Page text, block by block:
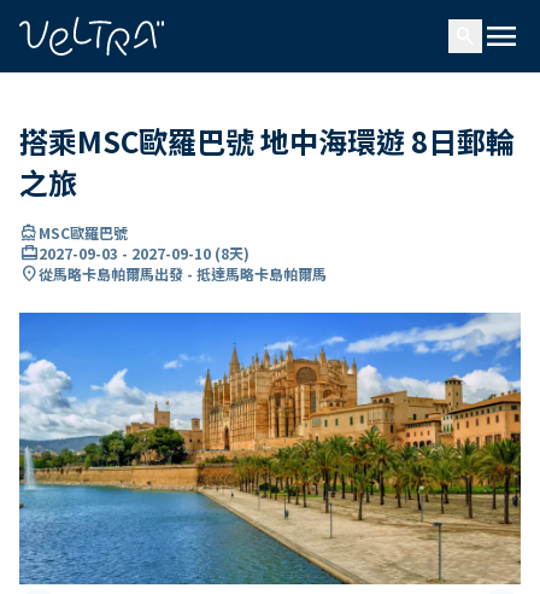
menu
搭乘MSC歐羅巴號 地中海環遊 8日郵輪
之旅
directions_boatMSC歐羅巴號
card_travel2027-09-03 - 2027-09-10 (8天)
location_on從馬略卡島帕爾馬出發 - 抵達馬略卡島帕爾馬